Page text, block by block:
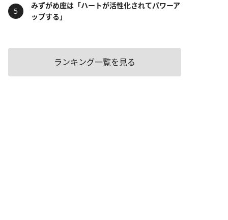
みずがめ座は「ハートが活性化されてパワーア
ップする」
ランキング一覧を見る